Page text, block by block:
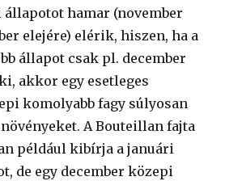
hamar (november
elejére) elérik, hiszen, ha a
állapot csak pl. december
akkor egy esetleges
komolyabb fagy súlyosan
A Bouteillan fajta
például kibírja a januári
de egy december közepi